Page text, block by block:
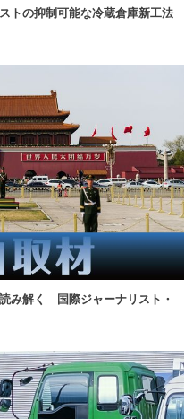
トの抑制可能な冷蔵倉庫新工法
み解く 国際ジャーナリスト・